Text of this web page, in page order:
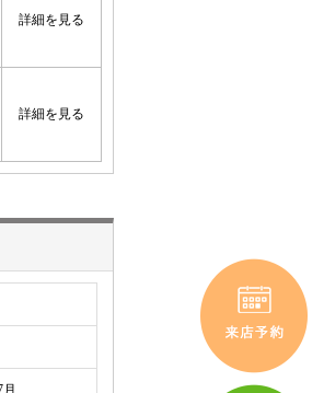
詳細を見る
詳細を見る